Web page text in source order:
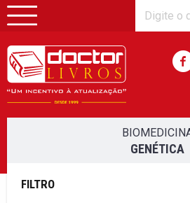
GENÉTICA
FILTRO